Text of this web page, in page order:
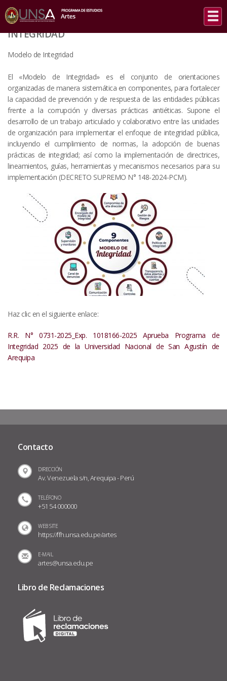
INICIO INTEGRIDAD
INTEGRIDAD
Modelo de Integridad
El «Modelo de Integridad» es el conjunto de orientaciones
organizadas de manera sistemática en componentes, para fortalecer
la capacidad de prevención y de respuesta de las entidades públicas
frente a la corrupción y diversas prácticas antiéticas. Supone el
desarrollo de un trabajo articulado y colaborativo entre las unidades
de organización para implementar el enfoque de integridad pública,
incluyendo el cumplimiento de normas, la adopción de buenas
prácticas de integridad; así como la implementación de directrices,
lineamientos, guías, herramientas y mecanismos necesarios para su
implementación (DECRETO SUPREMO N° 148-2024-PCM).
Haz clic en el siguiente enlace:
R.R. N° 0731-2025_Exp. 1018166-2025 Aprueba Programa de
Integridad 2025 de la Universidad Nacional de San Agustín de
Arequipa
Contacto
DIRECCIÓN
Av. Venezuela s/n, Arequipa - Perú
TELÉFONO
+51 54 000000
WEB SITE
https://ffh.unsa.edu.pe/artes
E-MAIL
artes@unsa.edu.pe
Libro de Reclamaciones